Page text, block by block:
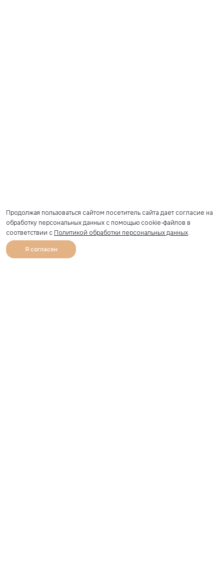
Каталог Избранное
Продолжая пользоваться сайтом посетитель сайта дает согласие на
обработку персональных данных с помощью cookie-файлов в
соответствии с Политикой обработки персональных данных.
Я согласен